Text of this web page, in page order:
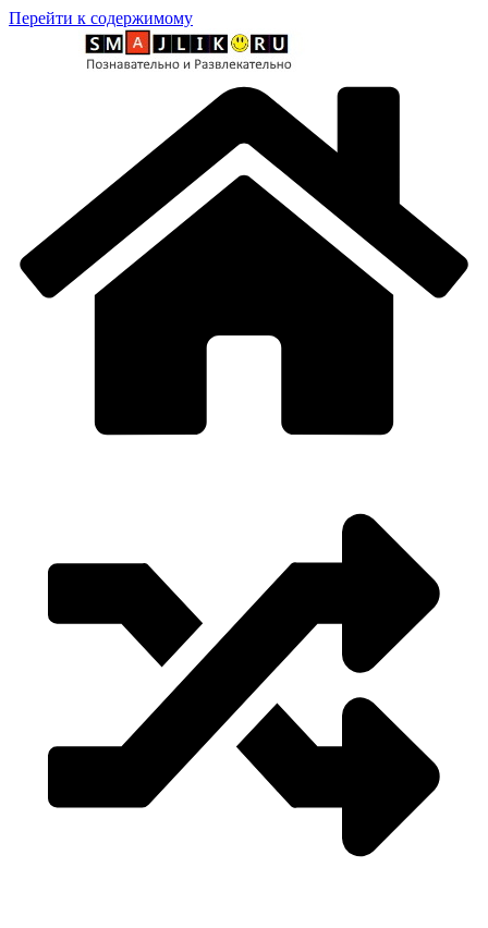
Перейти к содержимому